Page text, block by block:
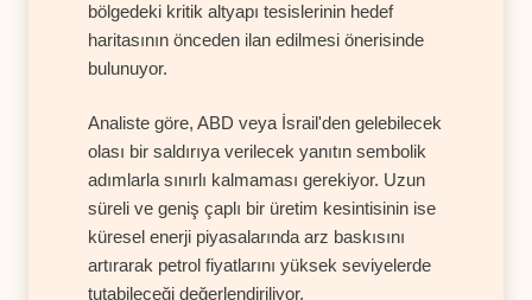
bölgedeki kritik altyapı tesislerinin hedef
haritasının önceden ilan edilmesi önerisinde
bulunuyor.
Analiste göre, ABD veya İsrail'den gelebilecek
olası bir saldırıya verilecek yanıtın sembolik
adımlarla sınırlı kalmaması gerekiyor. Uzun
süreli ve geniş çaplı bir üretim kesintisinin ise
küresel enerji piyasalarında arz baskısını
artırarak petrol fiyatlarını yüksek seviyelerde
tutabileceği değerlendiriliyor.